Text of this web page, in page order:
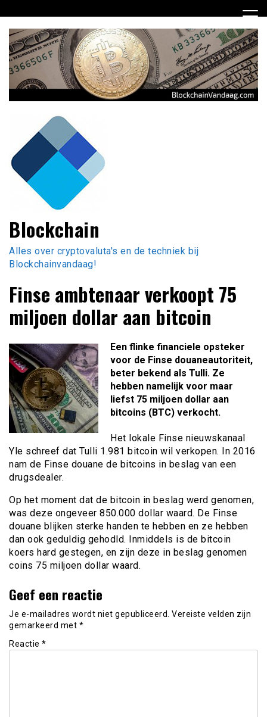
naar
inhoud
Blockchain
Alles over cryptovaluta's en de techniek bij
Blockchainvandaag!
Finse ambtenaar verkoopt 75
miljoen dollar aan bitcoin
Een flinke financiele opsteker
voor de Finse douaneautoriteit,
beter bekend als Tulli. Ze
hebben namelijk voor maar
liefst 75 miljoen dollar aan
bitcoins (BTC) verkocht.
Het lokale Finse nieuwskanaal
Yle schreef dat Tulli 1.981 bitcoin wil verkopen. In 2016
nam de Finse douane de bitcoins in beslag van een
drugsdealer.
Op het moment dat de bitcoin in beslag werd genomen,
was deze ongeveer 850.000 dollar waard. De Finse
douane blijken sterke handen te hebben en ze hebben
dan ook geduldig gehodld. Inmiddels is de bitcoin
koers hard gestegen, en zijn deze in beslag genomen
coins 75 miljoen dollar waard.
Geef een reactie
Je e-mailadres wordt niet gepubliceerd. Vereiste velden zijn
gemarkeerd met *
Reactie *